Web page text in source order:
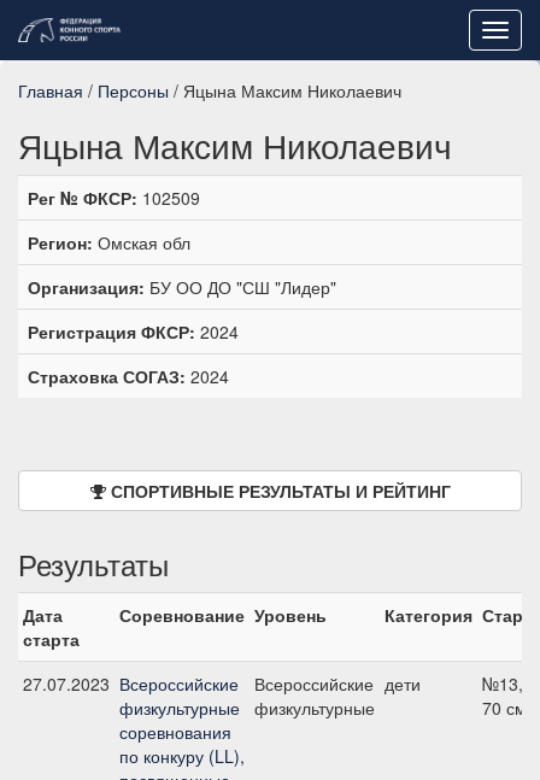
Главная / Персоны / Яцына Максим Николаевич
Яцына Максим Николаевич
Рег № ФКСР: 102509
Регион: Омская обл
Организация: БУ ОО ДО "СШ "Лидер"
Регистрация ФКСР: 2024
Страховка СОГАЗ: 2024
СПОРТИВНЫЕ РЕЗУЛЬТАТЫ И РЕЙТИНГ
Результаты
Дата
старта
Соревнование Уровень Категория Старт
27.07.2023 Всероссийские
физкультурные
соревнования
по конкуру (LL),
Всероссийские
физкультурные
дети
№13,
70 см